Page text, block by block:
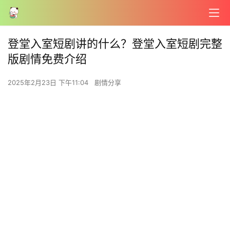
登堂入室短剧讲的什么？登堂入室短剧完整
版剧情免费介绍
2025年2月23日 下午11:04 剧情分享